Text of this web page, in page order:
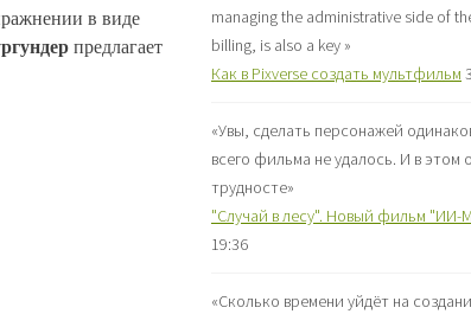
в виде
предлагает
managing the administrative side of
billing, is also a key »
Как в Pixverse создать мультфильм
«Увы, сделать персонажей
всего фильма не удалось. И в этом
трудносте»
"Случай в лесу". Новый фильм "ИИ-
19:36
«Сколько времени уйдёт на